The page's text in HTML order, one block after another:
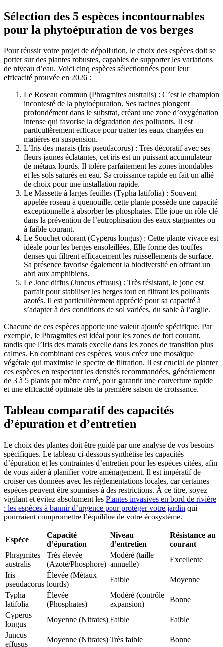
Sélection des 5 espèces incontournables
pour la phytoépuration de vos berges
Pour réussir votre projet de dépollution, le choix des espèces doit se
porter sur des plantes robustes, capables de supporter les variations
de niveau d’eau. Voici cinq espèces sélectionnées pour leur
efficacité prouvée en 2026 :
Le Roseau commun (Phragmites australis) : C’est le champion
incontesté de la phytoépuration. Ses racines plongent
profondément dans le substrat, créant une zone d’oxygénation
intense qui favorise la dégradation des polluants. Il est
particulièrement efficace pour traiter les eaux chargées en
matières en suspension.
L’Iris des marais (Iris pseudacorus) : Très décoratif avec ses
fleurs jaunes éclatantes, cet iris est un puissant accumulateur
de métaux lourds. Il tolère parfaitement les zones inondables
et les sols saturés en eau. Sa croissance rapide en fait un allié
de choix pour une installation rapide.
Le Massette à larges feuilles (Typha latifolia) : Souvent
appelée roseau à quenouille, cette plante possède une capacité
exceptionnelle à absorber les phosphates. Elle joue un rôle clé
dans la prévention de l’eutrophisation des eaux stagnantes ou
à faible courant.
Le Souchet odorant (Cyperus longus) : Cette plante vivace est
idéale pour les berges ensoleillées. Elle forme des touffes
denses qui filtrent efficacement les ruissellements de surface.
Sa présence favorise également la biodiversité en offrant un
abri aux amphibiens.
Le Jonc diffus (Juncus effusus) : Très résistant, le jonc est
parfait pour stabiliser les berges tout en filtrant les polluants
azotés. Il est particulièrement apprécié pour sa capacité à
s’adapter à des conditions de sol variées, du sable à l’argile.
Chacune de ces espèces apporte une valeur ajoutée spécifique. Par
exemple, le Phragmites est idéal pour les zones de fort courant,
tandis que l’Iris des marais excelle dans les zones de transition plus
calmes. En combinant ces espèces, vous créez une mosaïque
végétale qui maximise le spectre de filtration. Il est crucial de planter
ces espèces en respectant les densités recommandées, généralement
de 3 à 5 plants par mètre carré, pour garantir une couverture rapide
et une efficacité optimale dès la première saison de croissance.
Tableau comparatif des capacités
d’épuration et d’entretien
Le choix des plantes doit être guidé par une analyse de vos besoins
spécifiques. Le tableau ci-dessous synthétise les capacités
d’épuration et les contraintes d’entretien pour les espèces citées, afin
de vous aider à planifier votre aménagement. Il est impératif de
croiser ces données avec les réglementations locales, car certaines
espèces peuvent être soumises à des restrictions. À ce titre, soyez
vigilant et évitez absolument les Plantes invasives en bord de rivière
: les espèces à bannir d’urgence pour protéger votre jardin qui
pourraient compromettre l’équilibre de votre écosystème.
Espèce
Capacité
d’épuration
Niveau
d’entretien
Résistance au
courant
Phragmites
australis
Très élevée
(Azote/Phosphore)
Modéré (taille
annuelle)
Excellente
Iris
pseudacorus
Élevée (Métaux
lourds)
Faible
Moyenne
Typha
latifolia
Élevée
(Phosphates)
Modéré (contrôle
expansion)
Bonne
Cyperus
longus
Moyenne (Nitrates) Faible
Faible
Juncus
effusus
Moyenne (Nitrates) Très faible Bonne